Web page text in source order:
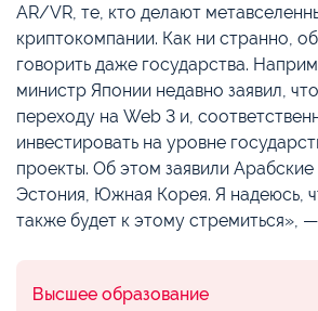
AR/VR, те, кто делают
криптокомпании. Как ни странно,
говорить даже государства.
министр Японии недавно заявил,
переходу на Web 3 и,
инвестировать на уровне
проекты. Об этом заявили Арабские
Эстония, Южная Корея. Я надеюсь,
также будет к этому стремиться»,
Высшее образование